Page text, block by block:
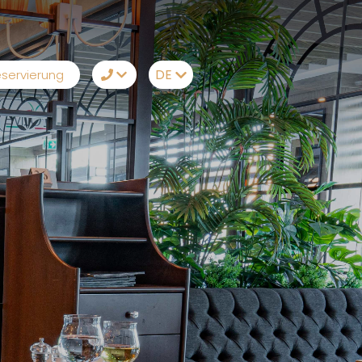
+90242 212 19 44
Whatsapp
Telegram
Messenger
Lassen Sie sich von
uns anrufen
DE
TR
EN
RU
DE